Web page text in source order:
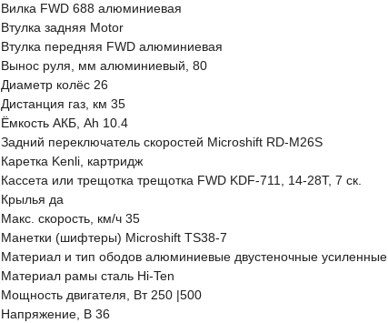
Вилка FWD 688 алюминиевая
Втулка задняя Motor
Втулка передняя FWD алюминиевая
Вынос руля, мм алюминиевый, 80
Диаметр колёс 26
Дистанция газ, км 35
Ёмкость АКБ, Ah 10.4
Задний переключатель скоростей Microshift RD-M26S
Каретка Kenli, картридж
Кассета или трещотка трещотка FWD KDF-711, 14-28T, 7 ск.
Крылья да
Макс. скорость, км/ч 35
Манетки (шифтеры) Microshift TS38-7
Материал и тип ободов алюминиевые двустеночные усиленные
Материал рамы сталь Hi-Ten
Мощность двигателя, Вт 250 |500
Напряже ние, В 36